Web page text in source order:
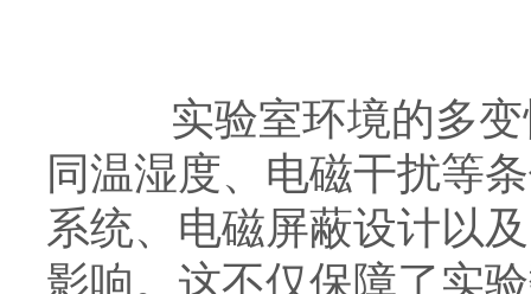
实验室环境的多变
同温湿度、电磁干扰等
系统、电磁屏蔽设计以
影响。这不仅保障了实